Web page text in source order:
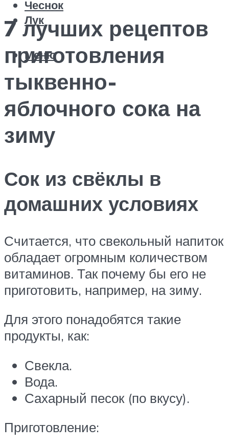
Чеснок
Лук
Меню
7 лучших рецептов
приготовления
тыквенно-
яблочного сока на
зиму
Сок из свёклы в
домашних условиях
Считается, что свекольный напиток
обладает огромным количеством
витаминов. Так почему бы его не
приготовить, например, на зиму.
Для этого понадобятся такие
продукты, как:
Свекла.
Вода.
Сахарный песок (по вкусу).
Приготовление: